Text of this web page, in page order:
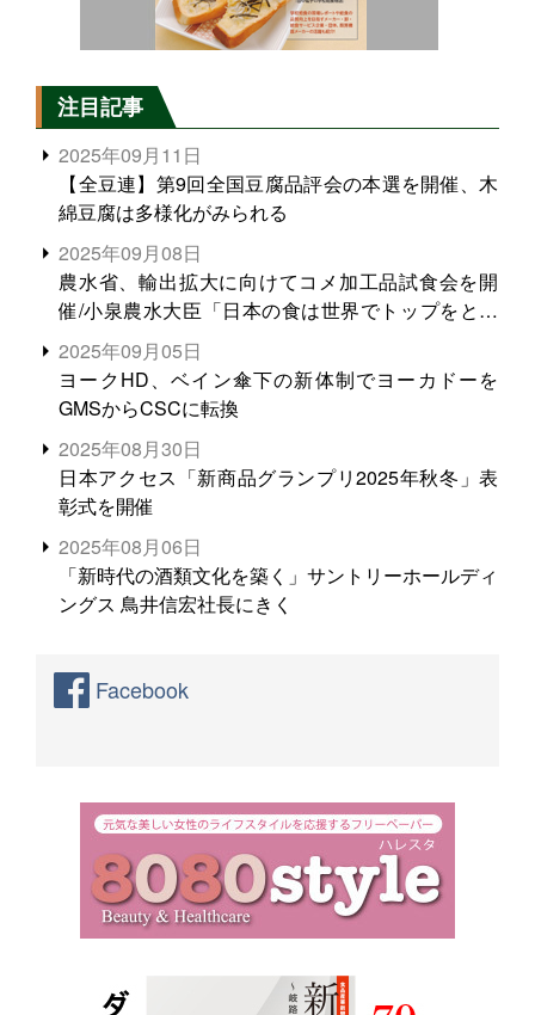
注目記事
2025年09月11日
【全豆連】第9回全国豆腐品評会の本選を開催、木
綿豆腐は多様化がみられる
2025年09月08日
農水省、輸出拡大に向けてコメ加工品試食会を開
催/小泉農水大臣「日本の食は世界でトップをとれ
る。米増産に向けて、米輸出需要の拡大を」
2025年09月05日
ヨークHD、ベイン傘下の新体制でヨーカドーを
GMSからCSCに転換
2025年08月30日
日本アクセス「新商品グランプリ2025年秋冬」表
彰式を開催
2025年08月06日
「新時代の酒類文化を築く」サントリーホールディ
ングス 鳥井信宏社長にきく
Facebook